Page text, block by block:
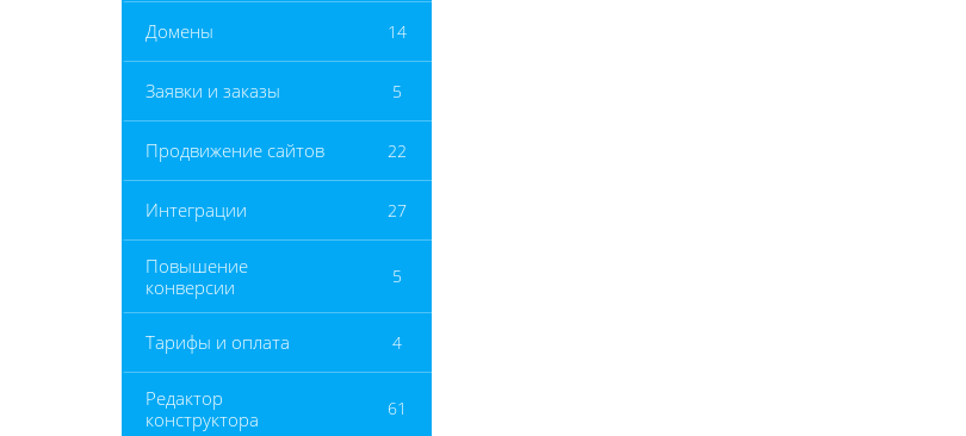
Домены 14
Заявки и заказы 5
Продвижение сайтов 22
Интеграции 27
Повышение
конверсии
5
Тарифы и оплата 4
Редактор
конструктора
61